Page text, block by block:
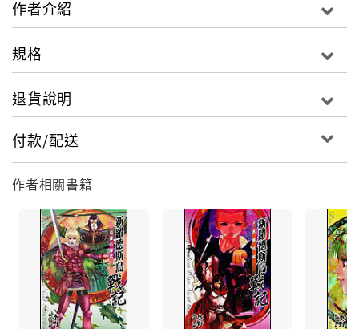
作者介紹
規格
退貨說明
付款/配送
作者相關書籍